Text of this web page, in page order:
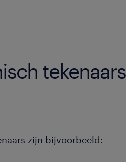
tekenaars
zijn bijvoorbeeld: